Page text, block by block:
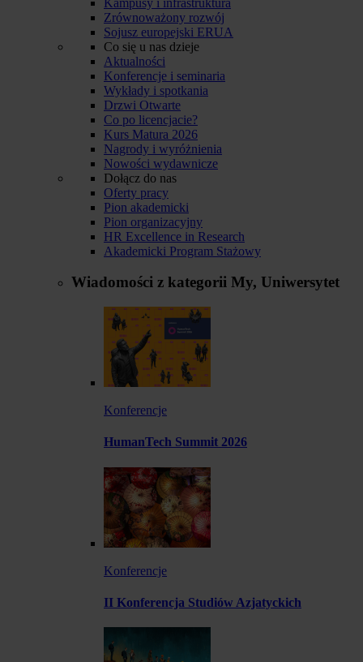
Zrównoważony rozwój
Sojusz europejski ERUA
Co się u nas dzieje
Aktualności
Konferencje i seminaria
Wykłady i spotkania
Drzwi Otwarte
Co po licencjacie?
Kurs Matura 2026
Nagrody i wyróżnienia
Nowości wydawnicze
Dołącz do nas
Oferty pracy
Pion akademicki
Pion organizacyjny
HR Excellence in Research
Akademicki Program Stażowy
Wiadomości z kategorii My, Uniwersytet
Konferencje
HumanTech Summit 2026
Konferencje
II Konferencja Studiów Azjatyckich